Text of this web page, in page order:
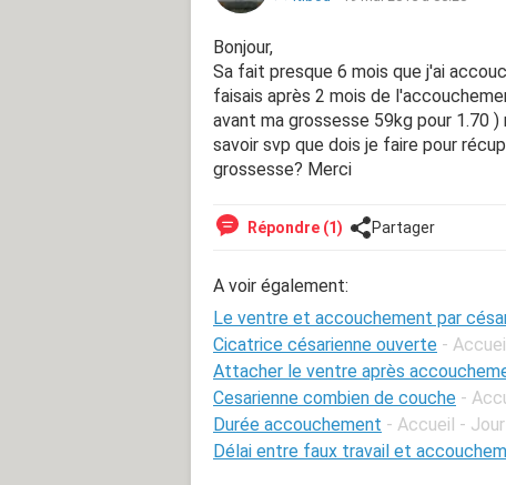
Bonjour,
Sa fait presque 6 mois que j'ai
faisais après 2 mois de
avant ma grossesse 59kg pour 1.70
savoir svp que dois je faire pour
grossesse? Merci
Répondre (1) Partager
A voir également:
Le ventre et accouchement par
Cicatrice césarienne ouverte -
Attacher le ventre après
Cesarienne combien de couche -
Durée accouchement - Accueil -
Délai entre faux travail et